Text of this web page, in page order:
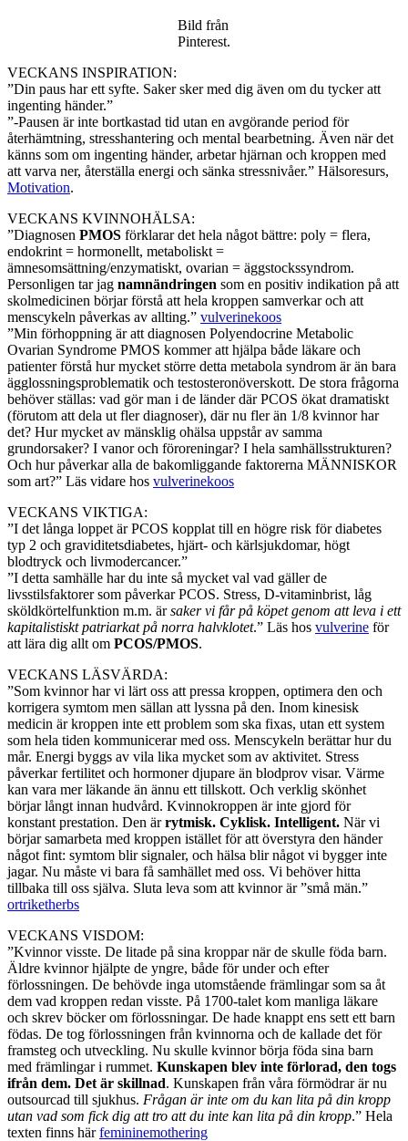
Bild från
Pinterest.
VECKANS INSPIRATION:
”Din paus har ett syfte. Saker sker med dig även om du tycker att
ingenting händer.”
”-Pausen är inte bortkastad tid utan en avgörande period för
återhämtning, stresshantering och mental bearbetning. Även när det
känns som om ingenting händer, arbetar hjärnan och kroppen med
att varva ner, återställa energi och sänka stressnivåer.” Hälsoresurs,
Motivation.
VECKANS KVINNOHÄLSA:
”Diagnosen PMOS förklarar det hela något bättre: poly = flera,
endokrint = hormonellt, metaboliskt =
ämnesomsättning/enzymatiskt, ovarian = äggstockssyndrom.
Personligen tar jag namnändringen som en positiv indikation på att
skolmedicinen börjar förstå att hela kroppen samverkar och att
menscykeln påverkas av allting.” vulverinekoos
”Min förhoppning är att diagnosen Polyendocrine Metabolic
Ovarian Syndrome PMOS kommer att hjälpa både läkare och
patienter förstå hur mycket större detta metabola syndrom är än bara
ägglossningsproblematik och testosteronöverskott. De stora frågorna
behöver ställas: vad gör man i de länder där PCOS ökat dramatiskt
(förutom att dela ut fler diagnoser), där nu fler än 1/8 kvinnor har
det? Hur mycket av mänsklig ohälsa uppstår av samma
grundorsaker? I vanor och föroreningar? I hela samhällsstrukturen?
Och hur påverkar alla de bakomliggande faktorerna MÄNNISKOR
som art?” Läs vidare hos vulverinekoos
VECKANS VIKTIGA:
”I det långa loppet är PCOS kopplat till en högre risk för diabetes
typ 2 och graviditetsdiabetes, hjärt- och kärlsjukdomar, högt
blodtryck och livmodercancer.”
”I detta samhälle har du inte så mycket val vad gäller de
livsstilsfaktorer som påverkar PCOS. Stress, D-vitaminbrist, låg
sköldkörtelfunktion m.m. ärsaker vi får på köpet genom att leva i ett
kapitalistiskt patriarkat på norra halvklotet.” Läs hos vulverine för
att lära dig allt om PCOS/PMOS.
VECKANS LÄSVÄRDA:
”Som kvinnor har vi lärt oss att pressa kroppen, optimera den och
korrigera symtom men sällan att lyssna på den. Inom kinesisk
medicin är kroppen inte ett problem som ska fixas, utan ett system
som hela tiden kommunicerar med oss. Menscykeln berättar hur du
mår. Energi byggs av vila lika mycket som av aktivitet. Stress
påverkar fertilitet och hormoner djupare än blodprov visar. Värme
kan vara mer läkande än ännu ett tillskott. Och verklig skönhet
börjar långt innan hudvård. Kvinnokroppen är inte gjord för
konstant prestation. Den ärrytmisk. Cyklisk. Intelligent. När vi
börjar samarbeta med kroppen istället för att överstyra den händer
något fint: symtom blir signaler, och hälsa blir något vi bygger inte
jagar. Nu måste vi bara få samhället med oss. Vi behöver hitta
tillbaka till oss själva. Sluta leva som att kvinnor är ”små män.”
ortriketherbs
VECKANS VISDOM:
”Kvinnor visste. De litade på sina kroppar när de skulle föda barn.
Äldre kvinnor hjälpte de yngre, både för under och efter
förlossningen. De behövde inga utomstående främlingar som sa åt
dem vad kroppen redan visste. På 1700-talet kom manliga läkare
och skrev böcker om förlossningar. De hade knappt ens sett ett barn
födas. De tog förlossningen från kvinnorna och de kallade det för
framsteg och utveckling. Nu skulle kvinnor börja föda sina barn
med främlingar i rummet. Kunskapen blev inte förlorad, den togs
ifrån dem. Det är skillnad. Kunskapen från våra förmödrar är nu
outsourcad till sjukhus. Frågan är inte om du kan lita på din kropp
utan vad som fick dig att tro att du inte kan lita på din kropp.” Hela
texten finns härfemininemothering